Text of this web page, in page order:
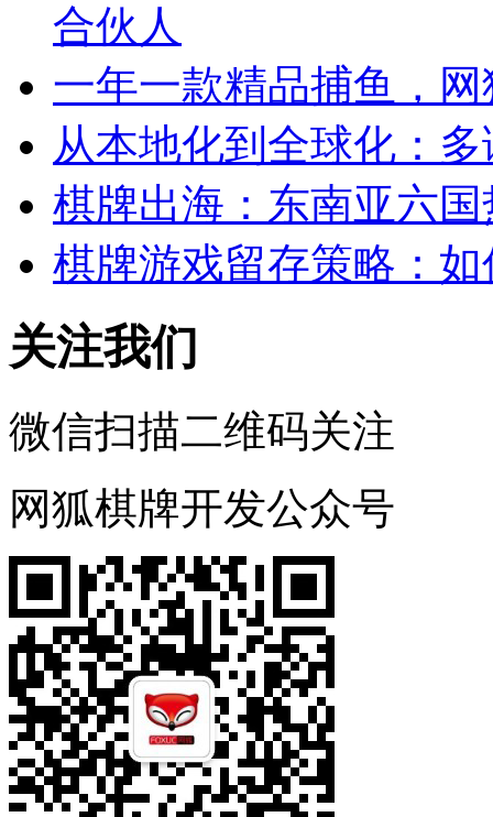
合伙人
一年一款精品捕鱼，
从本地化到全球化：
棋牌出海：东南亚六
棋牌游戏留存策略：
关注我们
微信扫描二维码关注
网狐棋牌开发公众号